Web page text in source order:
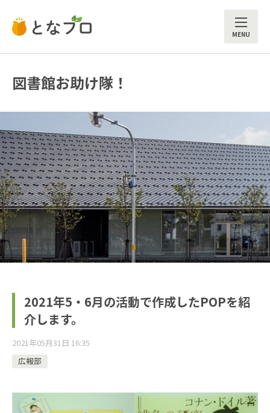
図書館お助け隊！
2021年5・6月の活動で作成したPOPを紹
介します。
2021年05月31日 16:35
広報部